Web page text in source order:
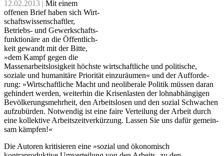
12.02.2013 | Mit einem
offenen Brief haben sich Wirt­
schafts­wis­sen­schaft­ler,
Betriebs- und Gewerk­schafts­
funk­tio­näre an die Öffent­lich­
keit gewandt mit der Bitte,
»dem Kampf gegen die
Massen­arbeits­losig­keit höchste wirt­schaft­liche und poli­tische,
soziale und humani­täre Prio­ri­tät ein­zu­räu­men« und der Auf­for­de­
rung: »Wirt­schaft­liche Macht und neo­li­be­ra­le Politik müssen daran
gehin­dert werden, weiter­hin die Krisen­lasten der lohn­abhän­gi­gen
Bevöl­ke­rungs­mehr­heit, den Arbeits­losen und den sozial Schwachen
auf­zu­bür­den. Not­wen­dig ist eine faire Vertei­lung der Arbeit durch
eine kol­lek­tive Arbeits­zeit­ver­kür­zung. Lassen Sie uns dafür gemein­
sam kämpfen!«
Die Autoren kritisieren eine »sozial und ökonomisch